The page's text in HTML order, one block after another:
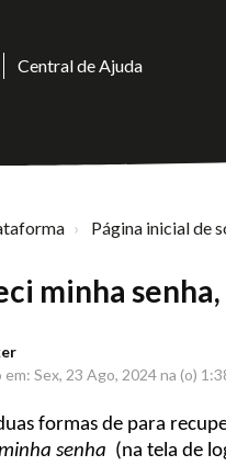
Central de Ajuda
Página inicial de
minha
Sex, 23 Ago, 2024 na (o)
formas de para
senha (na tela de